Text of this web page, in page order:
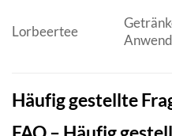
Lorbeertee
Häufig gestellte